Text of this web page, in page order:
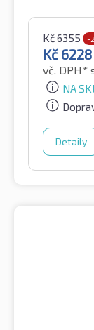
Kč6355 -
Kč 6228
vč. DPH*
NA
Detaily